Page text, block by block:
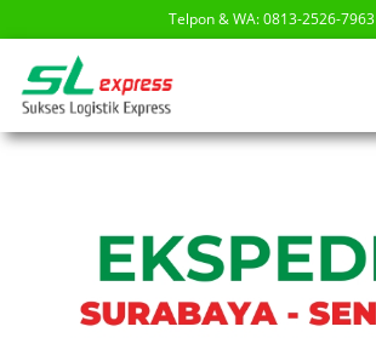
Telpon & WA: 0813-2526-7963